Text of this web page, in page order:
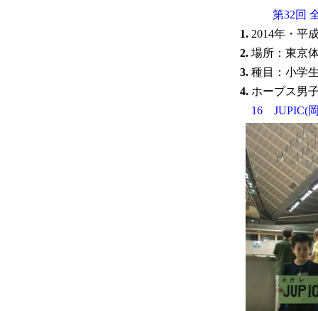
第32回
1. 2014年・平
2. 場所：東京
3. 種目：小学
4. ホープス男
16 JUPIC(